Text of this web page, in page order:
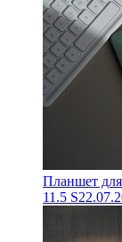
Планшет
11.5 S